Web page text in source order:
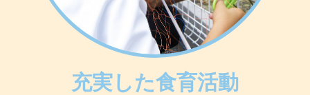
充実した食育活動